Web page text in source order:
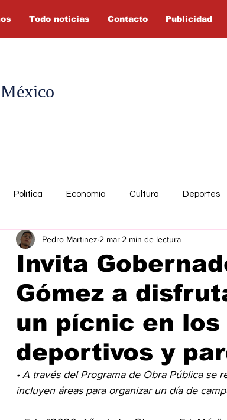
Todo noticias Contacto Publicidad
Política Economía Cultura Deportes
Invita
Gómez a
un pícnic en los
deportivos y
Pedro Martinez 2 mar 2 min de lectura
• A través del Programa de Obra Pública se
incluyen áreas para organizar un día de